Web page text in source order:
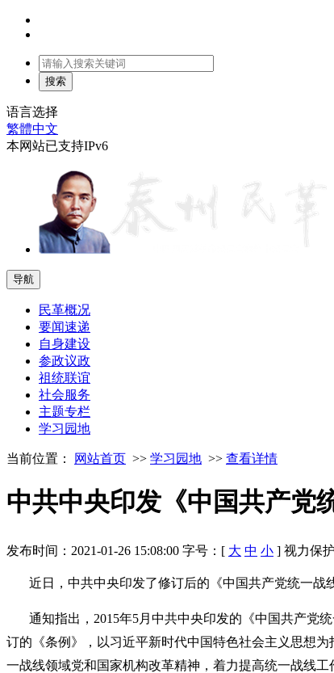
语言选择
繁體中文
本网站已支持IPv6
导航
民革概况
要闻速递
自身建设
参政议政
祖统联谊
社会服务
主题专栏
学习园地
当前位置： 网站首页 >> 学习园地 >> 查看详情
中共中央印发《中国共产党
发布时间：2021-01-26 15:08:00 字号：[ 大 中 小 ] 视力保
近日，中共中央印发了修订后的《中国共产党统一战
通知指出，2015年5月中共中央印发的《中国共产党
订的《条例》，以习近平新时代中国特色社会主义思想
一战线领域党和国家机构改革精神，着力提高统一战线